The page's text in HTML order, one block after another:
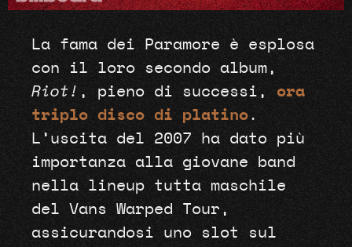
La fama dei Paramore è esplosa
con il loro secondo album,
Riot! , pieno di successi, ora
triplo disco di platino.
L’uscita del 2007 ha dato più
importanza alla giovane band
nella lineup tutta maschile
del Vans Warped Tour,
assicurandosi uno slot sul